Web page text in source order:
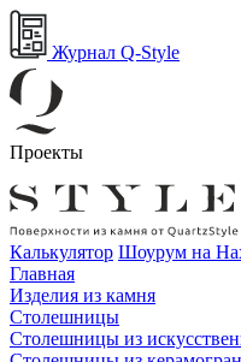
Журнал Q-Style
Проекты
Калькулятор Шоурум на
Главная
Изделия из камня
Столешницы
Столешницы из